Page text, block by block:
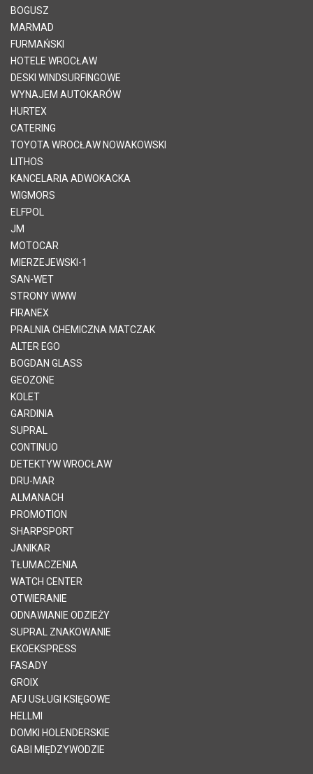
BOGUSZ
MARMAD
FURMAŃSKI
HOTELE WROCŁAW
DESKI WINDSURFINGOWE
WYNAJEM AUTOKARÓW
HURTEX
CATERING
TOYOTA WROCŁAW NOWAKOWSKI
LITHOS
KANCELARIA ADWOKACKA
WIGMORS
ELFPOL
JM
MOTOCAR
MIERZEJEWSKI-1
SAN-WET
STRONY WWW
FIRANEX
PRALNIA CHEMICZNA MATCZAK
ALTER EGO
BOGDAN GLASS
GEOZONE
KOLET
GARDINIA
SUPRAL
CONTINUO
DETEKTYW WROCŁAW
DRU-MAR
ALMANACH
PROMOTION
SHARPSPORT
JANIKAR
TŁUMACZENIA
WATCH CENTER
OTWIERANIE
ODNAWIANIE ODZIEŻY
SUPRAL ZNAKOWANIE
EKOEKSPRESS
FASADY
GROIX
AFJ USŁUGI KSIĘGOWE
HELLMI
DOMKI HOLENDERSKIE
GABI MIĘDZYWODZIE